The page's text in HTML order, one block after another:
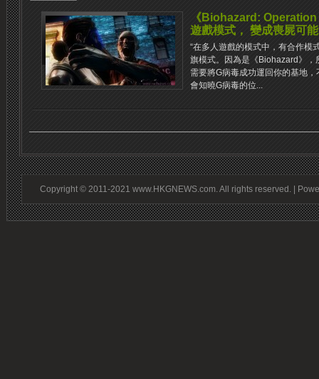
《Biohazard:
遊戲模式， 變成喪屍可
“在多人遊戲的模式中，有合作模
旗模式。因為是《Biohazard》，
需要將G病毒成功運回你的基地
會知曉G病毒的位...
Copyright © 2011-2021 www.HKGNEWS.com. All rights reserved. |